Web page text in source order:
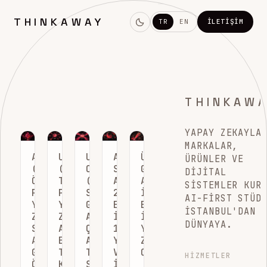
THINKAWAY TR EN İLETIŞIM
AP2
(AJAN
ÖDEME
PROTOKOLÜ):
YAPAY
ZEKANIN
SIZIN
ADINIZA
GÜVENLI
ÖDEME
UCP
(EVRENSEL
TICARET
PROTOKOLÜ):
YAPAY
ZEKA
AJANLARININ
E-
TICARETLE
KONUŞTUĞU
UNIVERSAL
CART
(EVRENSEL
SEPET):
GOOGLE’IN
AI
ÇAĞINDA
ALIŞVERIŞI
TEK
SEPETE
AMAZON
SEO
ARAÇLARI:
2026’NIN
EN
İYI
12
YAZILIMI
VE
İNCELEMESI
ÜRÜN
GÖRÜNÜRLÜĞÜNÜ
ARTIRMAK
İÇIN
EN
İYI
YAPAY
ZEKA
OPTIMIZASYONU
YAPAY ZEKAYLA
MARKALAR,
ÜRÜNLER VE
DIJITAL
SISTEMLER
AI-FIRST
İSTANBUL'DAN
DÜNYAYA.
HIZMETLER